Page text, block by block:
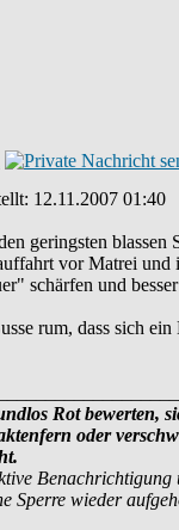
12.11.2007 01:40
geringsten
vor Matrei
schärfen und
rum, dass sich
Rot bewerten,
oder
Sperre wieder